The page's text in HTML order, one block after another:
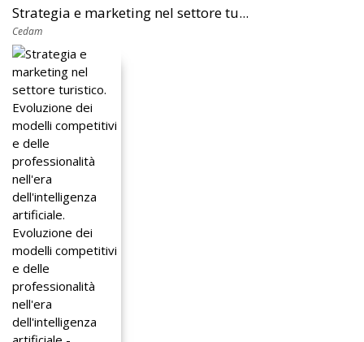
Strategia e marketing nel settore tu...
Cedam